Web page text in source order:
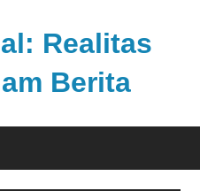
Realitas
Berita